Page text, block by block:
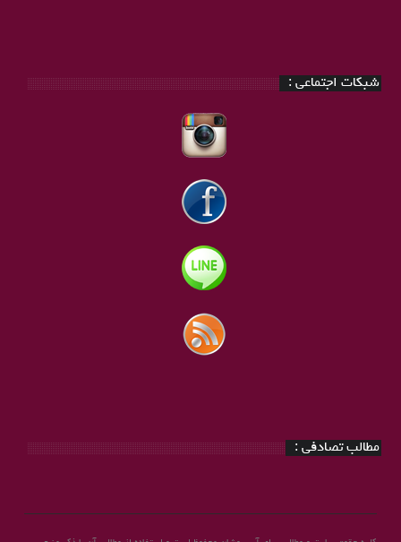
شبکات اجتماعی :
مطالب تصادفی :